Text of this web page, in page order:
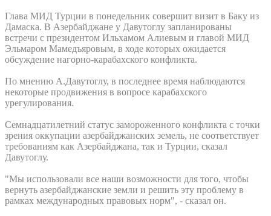
Глава МИД Турции в понедельник совершит визит в Баку из
Дамаска. В Азербайджане у Давутоглу запланированы
встречи с президентом Ильхамом Алиевым и главой МИД
Эльмаром Мамедъяровым, в ходе которых ожидается
обсуждение нагорно-карабахского конфликта.
По мнению А.Давутоглу, в последнее время наблюдаются
некоторые продвижения в вопросе карабахского
урегулирования.
Семнадцатилетний статус замороженного конфликта с точки
зрения оккупации азербайджанских земель, не соответствует
требованиям как Азербайджана, так и Турции, сказал
Давутоглу.
"Мы использовали все наши возможности для того, чтобы
вернуть азербайджанские земли и решить эту проблему в
рамках международных правовых норм", - сказал он.